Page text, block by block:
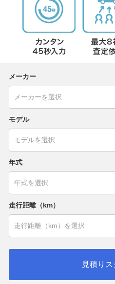
メーカー
モデル
年式
走行距離（km）
見積りス